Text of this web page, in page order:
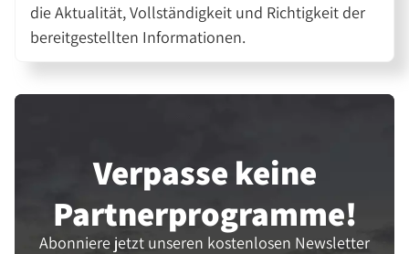
die Aktualität, Vollständigkeit und Richtigkeit der
bereitgestellten Informationen.
Verpasse keine
Partner­programme!
Abonniere jetzt unseren kostenlosen Newsletter